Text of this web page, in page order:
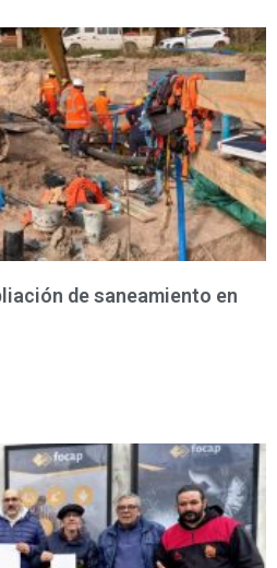
de saneamiento en